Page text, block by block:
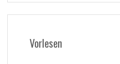
Vorlesen